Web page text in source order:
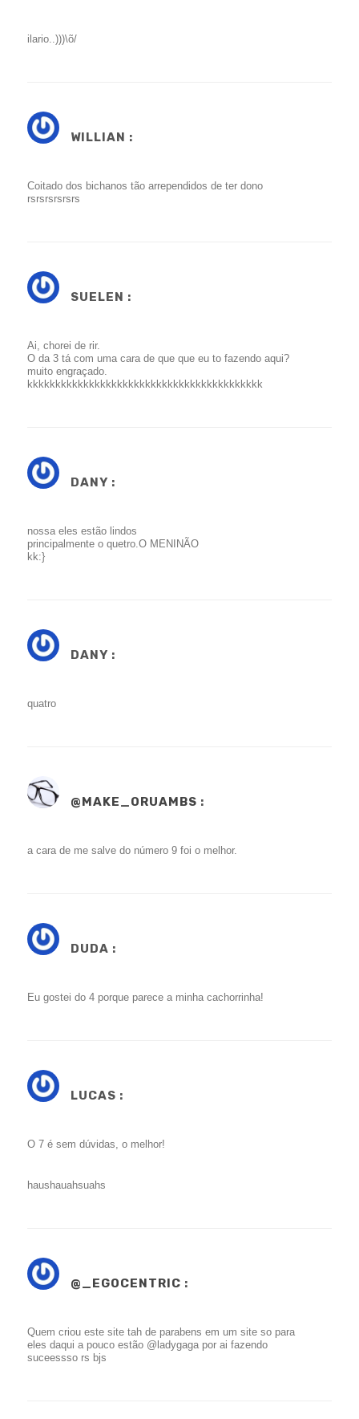
ilario..)))\õ/
WILLIAN :
Coitado dos bichanos tão arrependidos de ter dono
rsrsrsrsrsrs
SUELEN :
Ai, chorei de rir.
O da 3 tá com uma cara de que que eu to fazendo aqui?
muito engraçado.
kkkkkkkkkkkkkkkkkkkkkkkkkkkkkkkkkkkkkkkkkk
DANY :
nossa eles estão lindos
principalmente o quetro.O MENINÃO
kk:}
DANY :
quatro
@MAKE_ORUAMBS :
a cara de me salve do número 9 foi o melhor.
DUDA :
Eu gostei do 4 porque parece a minha cachorrinha!
LUCAS :
O 7 é sem dúvidas, o melhor!
haushauahsuahs
@_EGOCENTRIC :
Quem criou este site tah de parabens em um site so para
eles daqui a pouco estão @ladygaga por ai fazendo
suceessso rs bjs